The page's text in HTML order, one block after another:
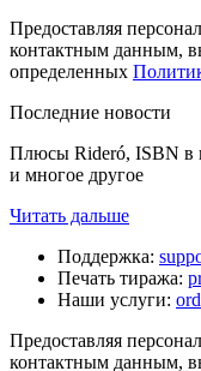
Предоставляя
контактным данным,
определенных
Последние новости
Плюсы Rideró, ISBN в
и многое другое
Читать дальше
Поддержка:
Печать тиража:
Наши услуги:
Предоставляя
контактным данным,